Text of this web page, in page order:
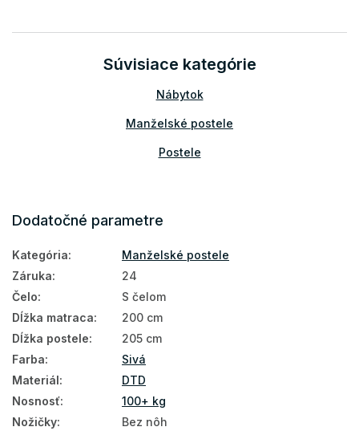
Súvisiace kategórie
Nábytok
Manželské postele
Postele
Dodatočné parametre
Kategória:
Manželské postele
Záruka:
24
Čelo:
S čelom
Dĺžka matraca:
200 cm
Dĺžka postele:
205 cm
Farba:
Sivá
Materiál:
DTD
Nosnosť:
100+ kg
Nožičky:
Bez nôh